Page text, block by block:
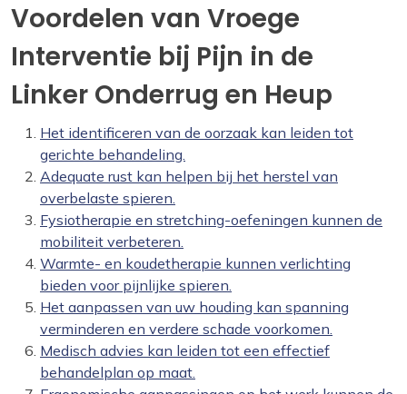
Voordelen van Vroege
Interventie bij Pijn in de
Linker Onderrug en Heup
Het identificeren van de oorzaak kan leiden tot
gerichte behandeling.
Adequate rust kan helpen bij het herstel van
overbelaste spieren.
Fysiotherapie en stretching-oefeningen kunnen de
mobiliteit verbeteren.
Warmte- en koudetherapie kunnen verlichting
bieden voor pijnlijke spieren.
Het aanpassen van uw houding kan spanning
verminderen en verdere schade voorkomen.
Medisch advies kan leiden tot een effectief
behandelplan op maat.